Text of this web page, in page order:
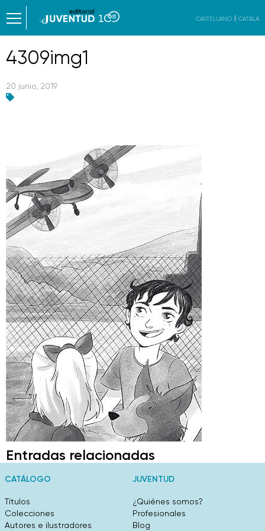
CASTELLANO CATALÀ
4309img1
20 junio, 2019
Entradas relacionadas
CATÁLOGO
Títulos
Colecciones
Autores e ilustradores
JUVENTUD
¿Quiénes somos?
Profesionales
Blog